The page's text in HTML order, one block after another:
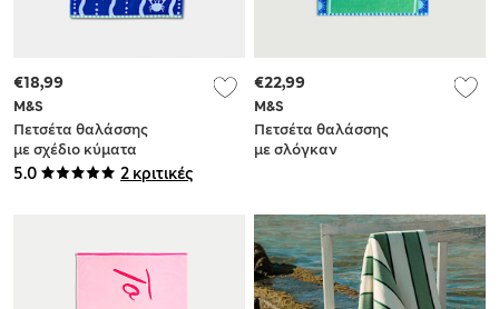
5.0 2 κριτικές
M&S
Πετσέτα θαλάσσης
με σχέδιο κύματα
και κάβουρα από
€18,99
M&S
Πετσέτα θαλάσσης
με σλόγκαν
€22,99